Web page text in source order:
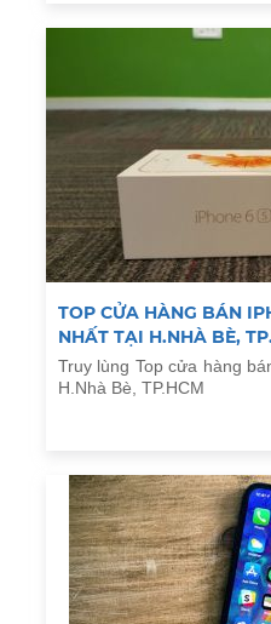
TOP CỬA HÀNG BÁN
NHẤT TẠI H.NHÀ BÈ,
Truy lùng Top cửa hàng
H.Nhà Bè, TP.HCM